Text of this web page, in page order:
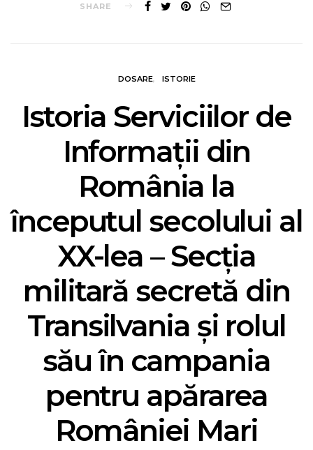
SHARE
DOSARE ISTORIE
Istoria Serviciilor de
Informaţii din
România la
începutul secolului al
XX-lea – Secţia
militară secretă din
Transilvania şi rolul
său în campania
pentru apărarea
României Mari